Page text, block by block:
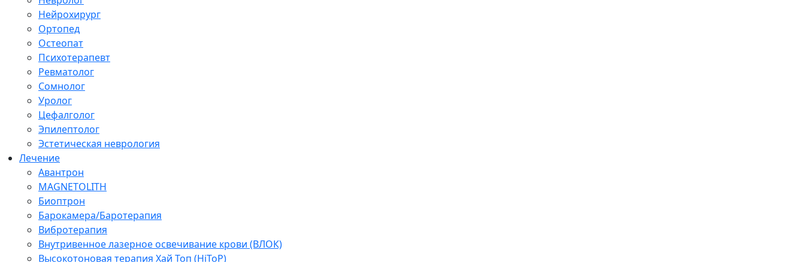
Нейрохирург
Ортопед
Остеопат
Психотерапевт
Ревматолог
Сомнолог
Уролог
Цефалголог
Эпилептолог
Эстетическая неврология
Лечение
Авантрон
MAGNETOLITH
Биоптрон
Барокамера/Баротерапия
Вибротерапия
Внутривенное лазерное освечивание крови (ВЛОК)
Высокотоновая терапия Хай Топ (HiToP)